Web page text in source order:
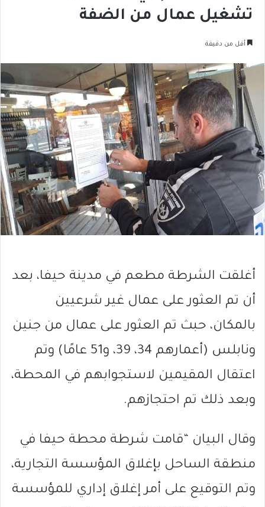
تشغيل عمال من الضفة
أقل من دقيقة
أغلقت الشرطة مطعم في مدينة حيفا، بعد
أن تم العثور على عمال غير شرعيين
بالمكان، حبث تم العثور على عمال من جنين
ونابلس (أعمارهم 34، 39، و51 عامًا) وتم
اعتقال المقيمين لاستجوابهم في المحطة،
وبعد ذلك تم احتجازهم.
وقال البيان “قامت شرطة محطة حيفا في
منطقة الساحل بإغلاق المؤسسة التجارية،
وتم التوقيع على أمر إغلاق إداري للمؤسسة